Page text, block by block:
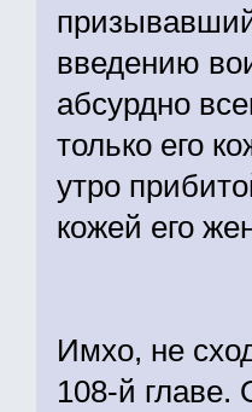
введению
абсурдно
только его
утро
кожей его
Имхо, не
108-й главе.